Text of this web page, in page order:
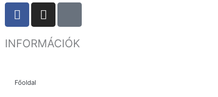
F
a
e
o
I
n
t
t
INFORMÁCIÓK
Főoldal